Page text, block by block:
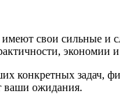
свои сильные и
экономии
конкретных задач,
ваши ожидания.